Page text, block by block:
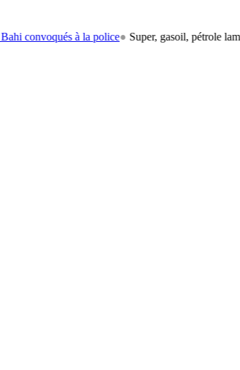
à la police● Super, gasoil, pétrole lampant: le